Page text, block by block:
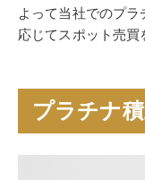
よって当社でのプ
応じてスポット売買
プラチナ